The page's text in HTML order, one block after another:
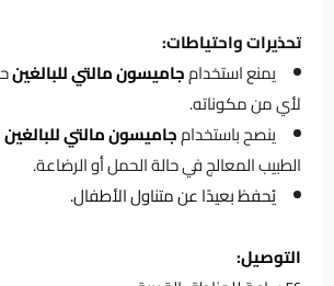
تحذيرات واحتياطات:
يمنع استخدامجاميسون مالتي للبالغين
لأي من مكوناته.
ينصح باستخدامجاميسون مالتي للبالغين
الطبيب المعالج في حالة الحمل أو الرضاعة.
يُحفظ بعيدًا عن متناول الأطفال.
التوصيل: